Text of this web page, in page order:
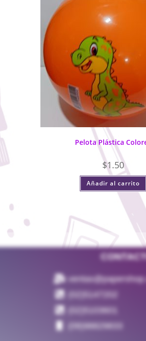
Pelota Plástica
$1.50
Añadir al carrito
(02)5147202
(02)5103601
(09)98829833